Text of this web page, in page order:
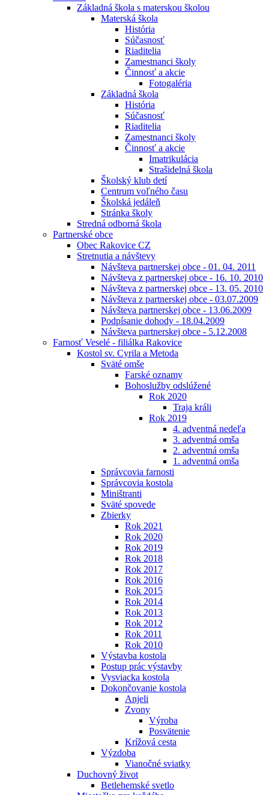
Základná škola s materskou školou
Materská škola
História
Súčasnosť
Riaditelia
Zamestnanci školy
Činnosť a akcie
Fotogaléria
Základná škola
História
Súčasnosť
Riaditelia
Zamestnanci školy
Činnosť a akcie
Imatrikulácia
Strašidelná škola
Školský klub detí
Centrum voľného času
Školská jedáleň
Stránka školy
Stredná odborná škola
Partnerské obce
Obec Rakovice CZ
Stretnutia a návštevy
Návšteva partnerskej obce - 01. 04. 2011
Návšteva z partnerskej obce - 16. 10. 2010
Návšteva z partnerskej obce - 13. 05. 2010
Návšteva z partnerskej obce - 03.07.2009
Návšteva partnerskej obce - 13.06.2009
Podpísanie dohody - 18.04.2009
Návšteva partnerskej obce - 5.12.2008
Farnosť Veselé - filiálka Rakovice
Kostol sv. Cyrila a Metoda
Sväté omše
Farské oznamy
Bohoslužby odslúžené
Rok 2020
Traja králi
Rok 2019
4. adventná nedeľa
3. adventná omša
2. adventná omša
1. adventná omša
Správcovia farnosti
Správcovia kostola
Miništranti
Sväté spovede
Zbierky
Rok 2021
Rok 2020
Rok 2019
Rok 2018
Rok 2017
Rok 2016
Rok 2015
Rok 2014
Rok 2013
Rok 2012
Rok 2011
Rok 2010
Výstavba kostola
Postup prác výstavby
Vysviacka kostola
Dokončovanie kostola
Anjeli
Zvony
Výroba
Posvätenie
Krížová cesta
Výzdoba
Vianočné sviatky
Duchovný život
Betlehemské svetlo